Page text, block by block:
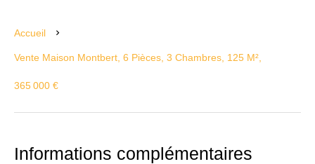
Accueil
Vente Maison Montbert, 6 Pièces, 3 Chambres, 125 M²,
365 000 €
Informations complémentaires